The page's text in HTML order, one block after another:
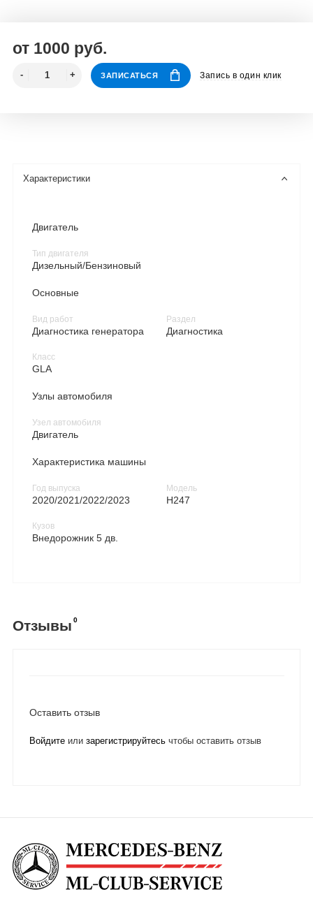
от 1000 руб.
ЗАПИСАТЬСЯ Запись в один клик
Характеристики
Двигатель
Тип двигателя
Дизельный/Бензиновый
Основные
Вид работ
Диагностика генератора
Класс
GLA
Раздел
Диагностика
Узлы автомобиля
Узел автомобиля
Двигатель
Характеристика машины
Год выпуска
2020/2021/2022/2023
Кузов
Внедорожник 5 дв.
Модель
H247
Отзывы 0
Оставить отзыв
Войдитеили зарегистрируйтесьчтобы оставить отзыв